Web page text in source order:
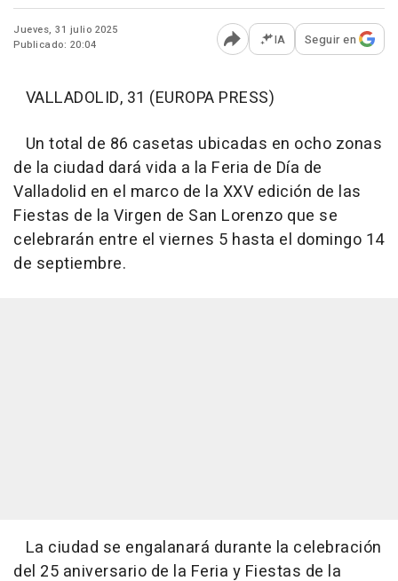
Jueves, 31 julio 2025
Publicado: 20:04
Abrir opciones para
IA Seguir en
VALLADOLID, 31 (EUROPA PRESS)
Un total de 86 casetas ubicadas en ocho zonas
de la ciudad dará vida a la Feria de Día de
Valladolid en el marco de la XXV edición de las
Fiestas de la Virgen de San Lorenzo que se
celebrarán entre el viernes 5 hasta el domingo 14
de septiembre.
La ciudad se engalanará durante la celebración
del 25 aniversario de la Feria y Fiestas de la